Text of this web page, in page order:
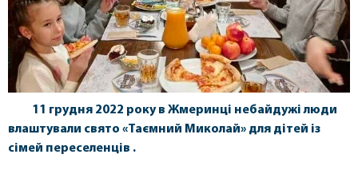
11 грудня 2022 року в Жмеринці небайдужі люди
влаштували свято «Таємний Миколай» для дітей із
сімей переселенців .